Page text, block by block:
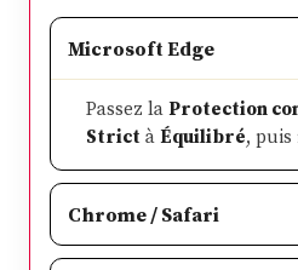
Microsoft Edge
Passez laProtection
StrictàÉquilibré, puis
Chrome / Safari